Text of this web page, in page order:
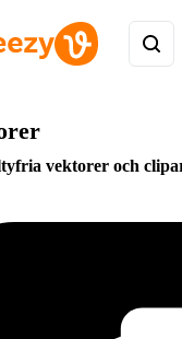
vektorer och